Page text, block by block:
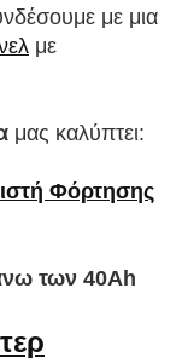
με μια
με
μας καλύπτει:
Φόρτησης
των 40Ah